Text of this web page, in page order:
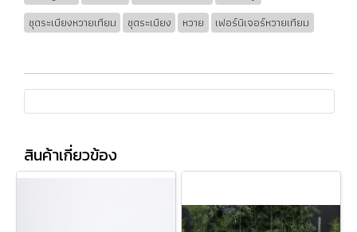
ชุดระเบียงหวายเทียม
ชุดระเบียง หวาย เฟอร์นิเจอร์หวายเทียม
สินค้าเกี่ยวข้อง